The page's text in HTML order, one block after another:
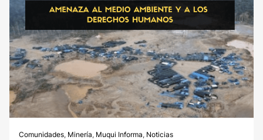
Comunidades, Minería, Muqui Informa, Noticias